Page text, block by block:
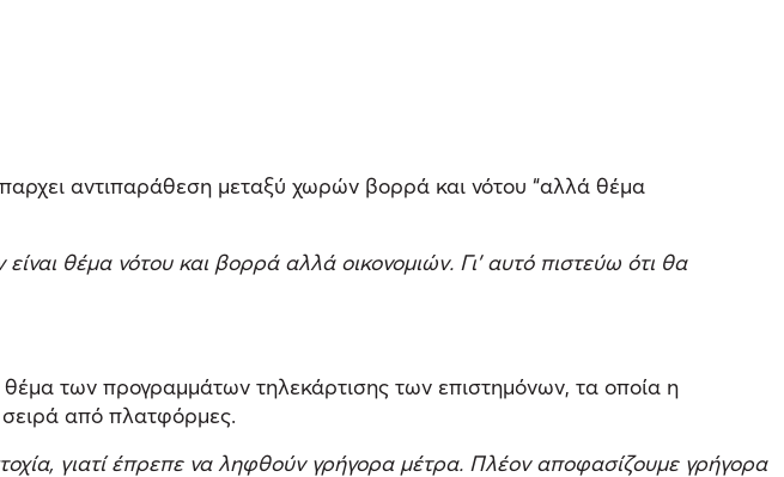
αντιπαράθεση μεταξύ χωρών βορρά και νότου “αλλά θέμα
θέμα νότου και βορρά αλλά οικονομιών. Γι’ αυτό πιστεύω ότι θα
θέμα των προγραμμάτων τηλεκάρτισης των επιστημόνων, τα οποία η
από πλατφόρμες.
γιατί έπρεπε να ληφθούν γρήγορα μέτρα. Πλέον αποφασίζουμε γρήγορα